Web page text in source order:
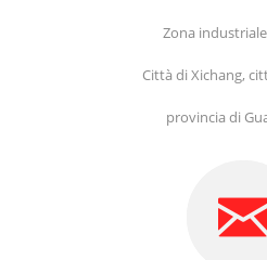
Zona
Città di Xichang,
provincia di